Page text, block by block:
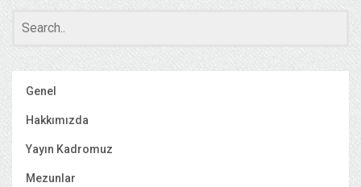
Genel
Hakkımızda
Yayın Kadromuz
Mezunlar